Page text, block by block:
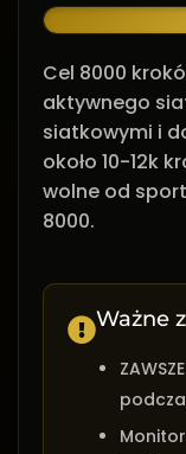
Cel 8000
aktywnego
siatkowymi i
około 10-12k
wolne od
8000.
Ważne